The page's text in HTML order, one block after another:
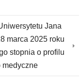
Jana
marca 2025 roku
stopnia o profilu
medyczne